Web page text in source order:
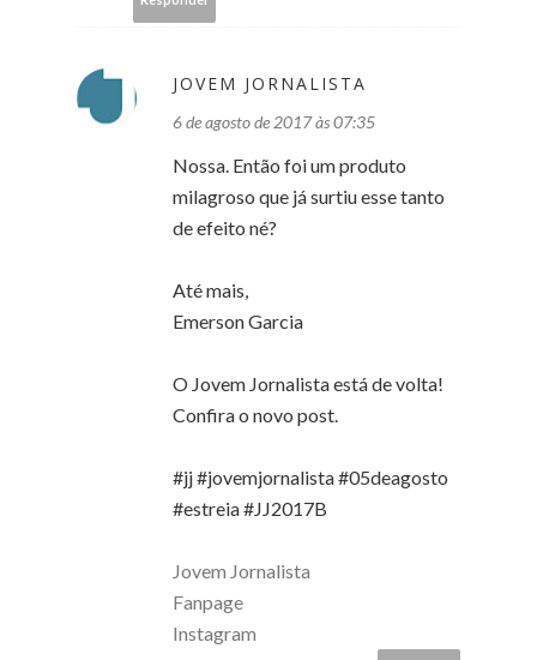
JOVEM JORNALISTA
6 de agosto de 2017 às 07:35
Nossa. Então foi um produto
milagroso que já surtiu esse tanto
de efeito né?
Até mais,
Emerson Garcia
O Jovem Jornalista está de volta!
Confira o novo post.
#jj #jovemjornalista #05deagosto
#estreia #JJ2017B
Jovem Jornalista
Fanpage
Instagram